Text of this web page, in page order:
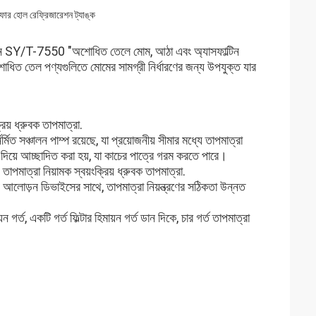
হোল রেফ্রিজারেশন ট্যাঙ্ক
SY/T-7550 "অশোধিত তেলে মোম, আঠা এবং অ্যাসফাল্টিন
তেল পণ্যগুলিতে মোমের সামগ্রী নির্ধারণের জন্য উপযুক্ত যার
ধ্রুবক তাপমাত্রা.
সঞ্চালন পাম্প রয়েছে, যা প্রয়োজনীয় সীমার মধ্যে তাপমাত্রা
আচ্ছাদিত করা হয়, যা কাচের পাত্রে গরম করতে পারে।
নিয়ামক স্বয়ংক্রিয় ধ্রুবক তাপমাত্রা.
আলোড়ন ডিভাইসের সাথে, তাপমাত্রা নিয়ন্ত্রণের সঠিকতা উন্নত
একটি গর্ত ফিল্টার হিমায়ন গর্ত ডান দিকে, চার গর্ত তাপমাত্রা